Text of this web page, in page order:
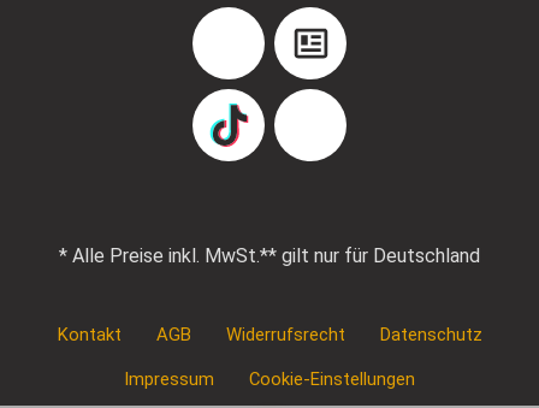
YouTube Blog
TikTok Pinterest
* Alle Preise inkl. MwSt.** gilt nur für Deutschland
Kontakt AGB Widerrufsrecht Datenschutz
Impressum Cookie-Einstellungen